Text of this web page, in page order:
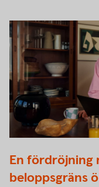
En fördröjning
beloppsgräns